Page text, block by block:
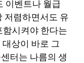
이벤트나 월급
저렴하면서도 유
시켜야 한다는
상이 바로 그
터는 나름의 생